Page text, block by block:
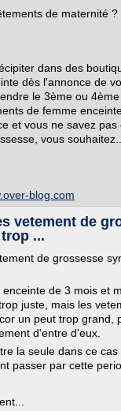
de maternité ?
dans des
dès l'annonce de
le 3ème ou
de femme
et vous ne savez
vous souhaitez...
blog.com
vetement de
...
de grossesse
de 3 mois et
juste, mais les
un peut trop grand,
d'entre d'eux.
la seule dans ce
passer par cette